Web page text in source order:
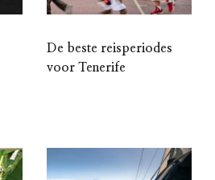
De beste reisperiodes
voor Tenerife